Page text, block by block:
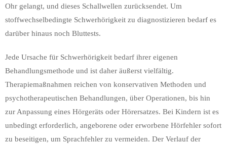
Ohr gelangt, und dieses Schallwellen zurücksendet. Um
stoffwechselbedingte Schwerhörigkeit zu diagnostizieren bedarf es
darüber hinaus noch Bluttests.
Jede Ursache für Schwerhörigkeit bedarf ihrer eigenen
Behandlungsmethode und ist daher äußerst vielfältig.
Therapiemaßnahmen reichen von konservativen Methoden und
psychotherapeutischen Behandlungen, über Operationen, bis hin
zur Anpassung eines Hörgeräts oder Hörersatzes. Bei Kindern ist es
unbedingt erforderlich, angeborene oder erworbene Hörfehler sofort
zu beseitigen, um Sprachfehler zu vermeiden. Der Verlauf der